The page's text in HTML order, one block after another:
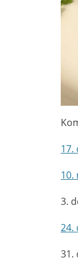
17.
10.
3.
24.
31.